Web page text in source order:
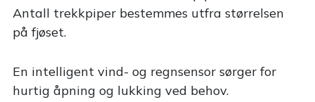
Antall trekkpiper bestemmes utfra størrelsen
på fjøset.
En intelligent vind- og regnsensor sørger for
hurtig åpning og lukking ved behov.